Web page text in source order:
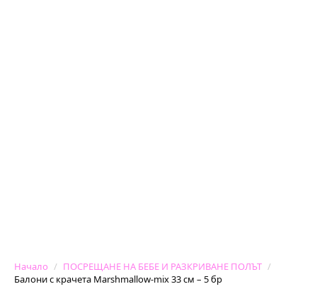
Начало
ПОСРЕЩАНЕ НА БЕБЕ И РАЗКРИВАНЕ ПОЛЪТ
Балони с крачета Marshmallow-mix 33 см – 5 бр